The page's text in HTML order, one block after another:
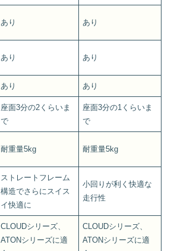
あり あり
あり あり
あり あり
座面3分の2くらいま
で
座面3分の1くらいま
で
耐重量5kg 耐重量5kg
ストレートフレーム
構造でさらにスイス
イ快適に
小回りが利く快適な
走行性
CLOUDシリーズ、
ATONシリーズに適
CLOUDシリーズ、
ATONシリーズに適